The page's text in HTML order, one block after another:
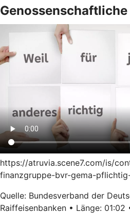
https://atruvia.scene7.com/is/
finanzgruppe-bvr-gema-
Quelle: Bundesverband der
Raiffeisenbanken • Länge: